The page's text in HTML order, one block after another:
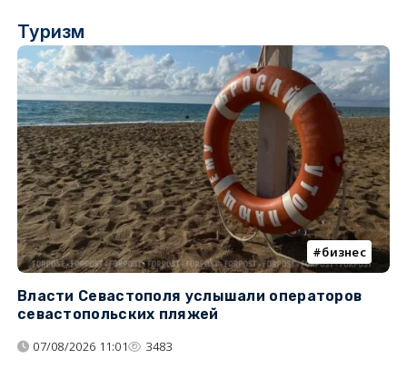
Туризм
бизнес
Власти Севастополя услышали операторов
севастопольских пляжей
07/08/2026 11:01 3483